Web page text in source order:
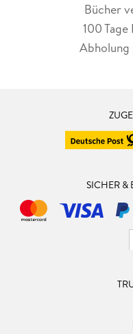
Bücher
100
Abholung
SICHER &